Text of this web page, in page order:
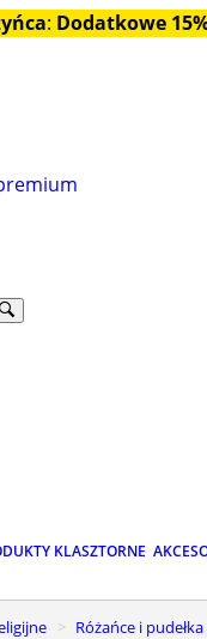
: Dodatkowe
KLASZTORNE
Różańce i